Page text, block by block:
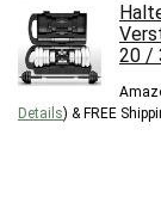
20 /
Details) & FREE